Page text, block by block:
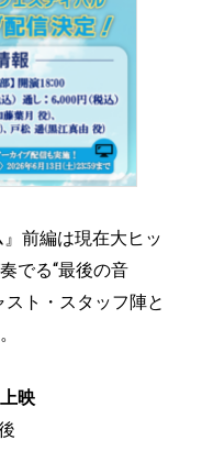
前編は現在大ヒッ
でる“最後の音
ト・スタッフ陣と
映